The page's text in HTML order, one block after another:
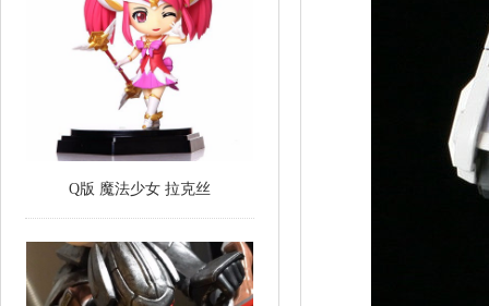
Q版 魔法少女 拉克丝